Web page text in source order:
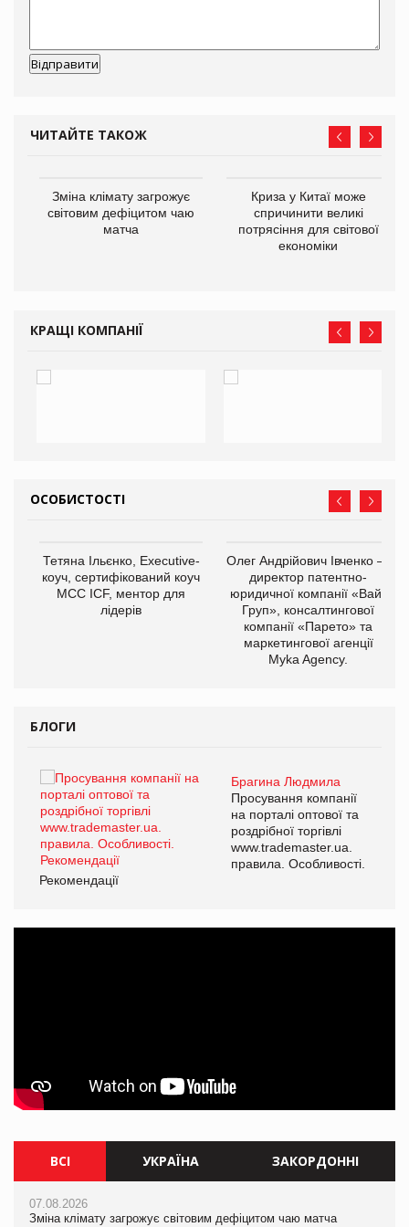
ЧИТАЙТЕ ТАКОЖ
Зміна клімату загрожує
світовим дефіцитом чаю
матча
Криза у Китаї може
спричинити великі
потрясіння для світової
економіки
КРАЩІ КОМПАНІЇ
ОСОБИСТОСТІ
Тетяна Ільєнко, Executive-
коуч, сертифікований коуч
МСС ICF, ментор для
лідерів
Олег Андрійович Івченко —
директор патентно-
юридичної компанії «Вайз
Груп», консалтингової
компанії «Парето» та
маркетингової агенції
Myka Agency.
БЛОГИ
Брагина Людмила
Просування компанії
на порталі оптової та
роздрібної торгівлі
www.trademaster.ua.
правила. Особливості.
Рекомендації
ВСІ УКРАЇНА ЗАКОРДОННІ
07.08.2026
Зміна клімату загрожує світовим дефіцитом чаю матча
07.08.2026
Розмитнення «з коліс» та крос-докінг: як оперативні логістичні
07.08.2026
Зміна клімату загрожує світовим дефіцитом чаю матча